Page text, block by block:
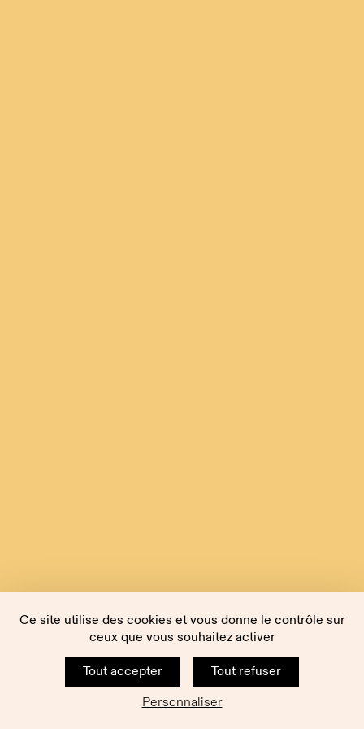
Ce site utilise des cookies et vous donne le contrôle sur
ceux que vous souhaitez activer
Tout accepter
Tout refuser
Personnaliser